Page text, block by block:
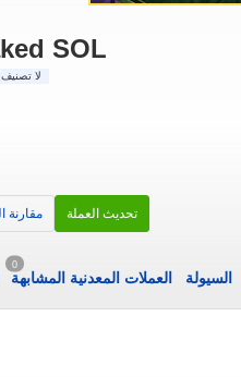
SOL
لا تصنيف
مقارنة تحديث العملة
0
العملات المعدنية المشابهة السيولة